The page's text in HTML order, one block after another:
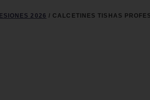
2026 / CALCETINES TISHAS